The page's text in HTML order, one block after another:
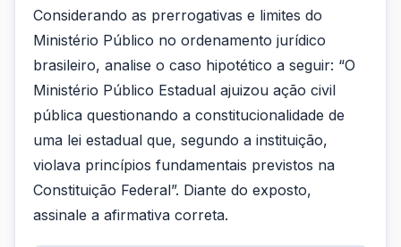
Considerando as prerrogativas e limites do
Ministério Público no ordenamento jurídico
brasileiro, analise o caso hipotético a seguir: “O
Ministério Público Estadual ajuizou ação civil
pública questionando a constitucionalidade de
uma lei estadual que, segundo a instituição,
violava princípios fundamentais previstos na
Constituição Federal”. Diante do exposto,
assinale a afirmativa correta.